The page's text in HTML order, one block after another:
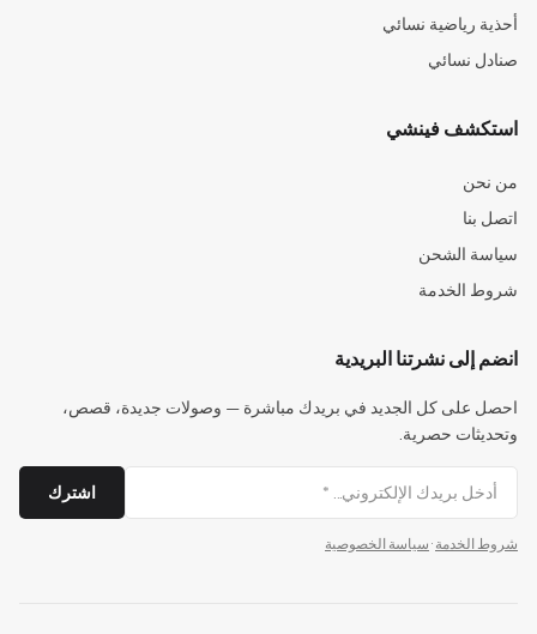
أحذية رياضية نسائي
صنادل نسائي
استكشف فينشي
من نحن
اتصل بنا
سياسة الشحن
شروط الخدمة
انضم إلى نشرتنا البريدية
احصل على كل الجديد في بريدك مباشرة — وصولات جديدة، قصص،
وتحديثات حصرية.
اشترك
شروط الخدمة · سياسة الخصوصية